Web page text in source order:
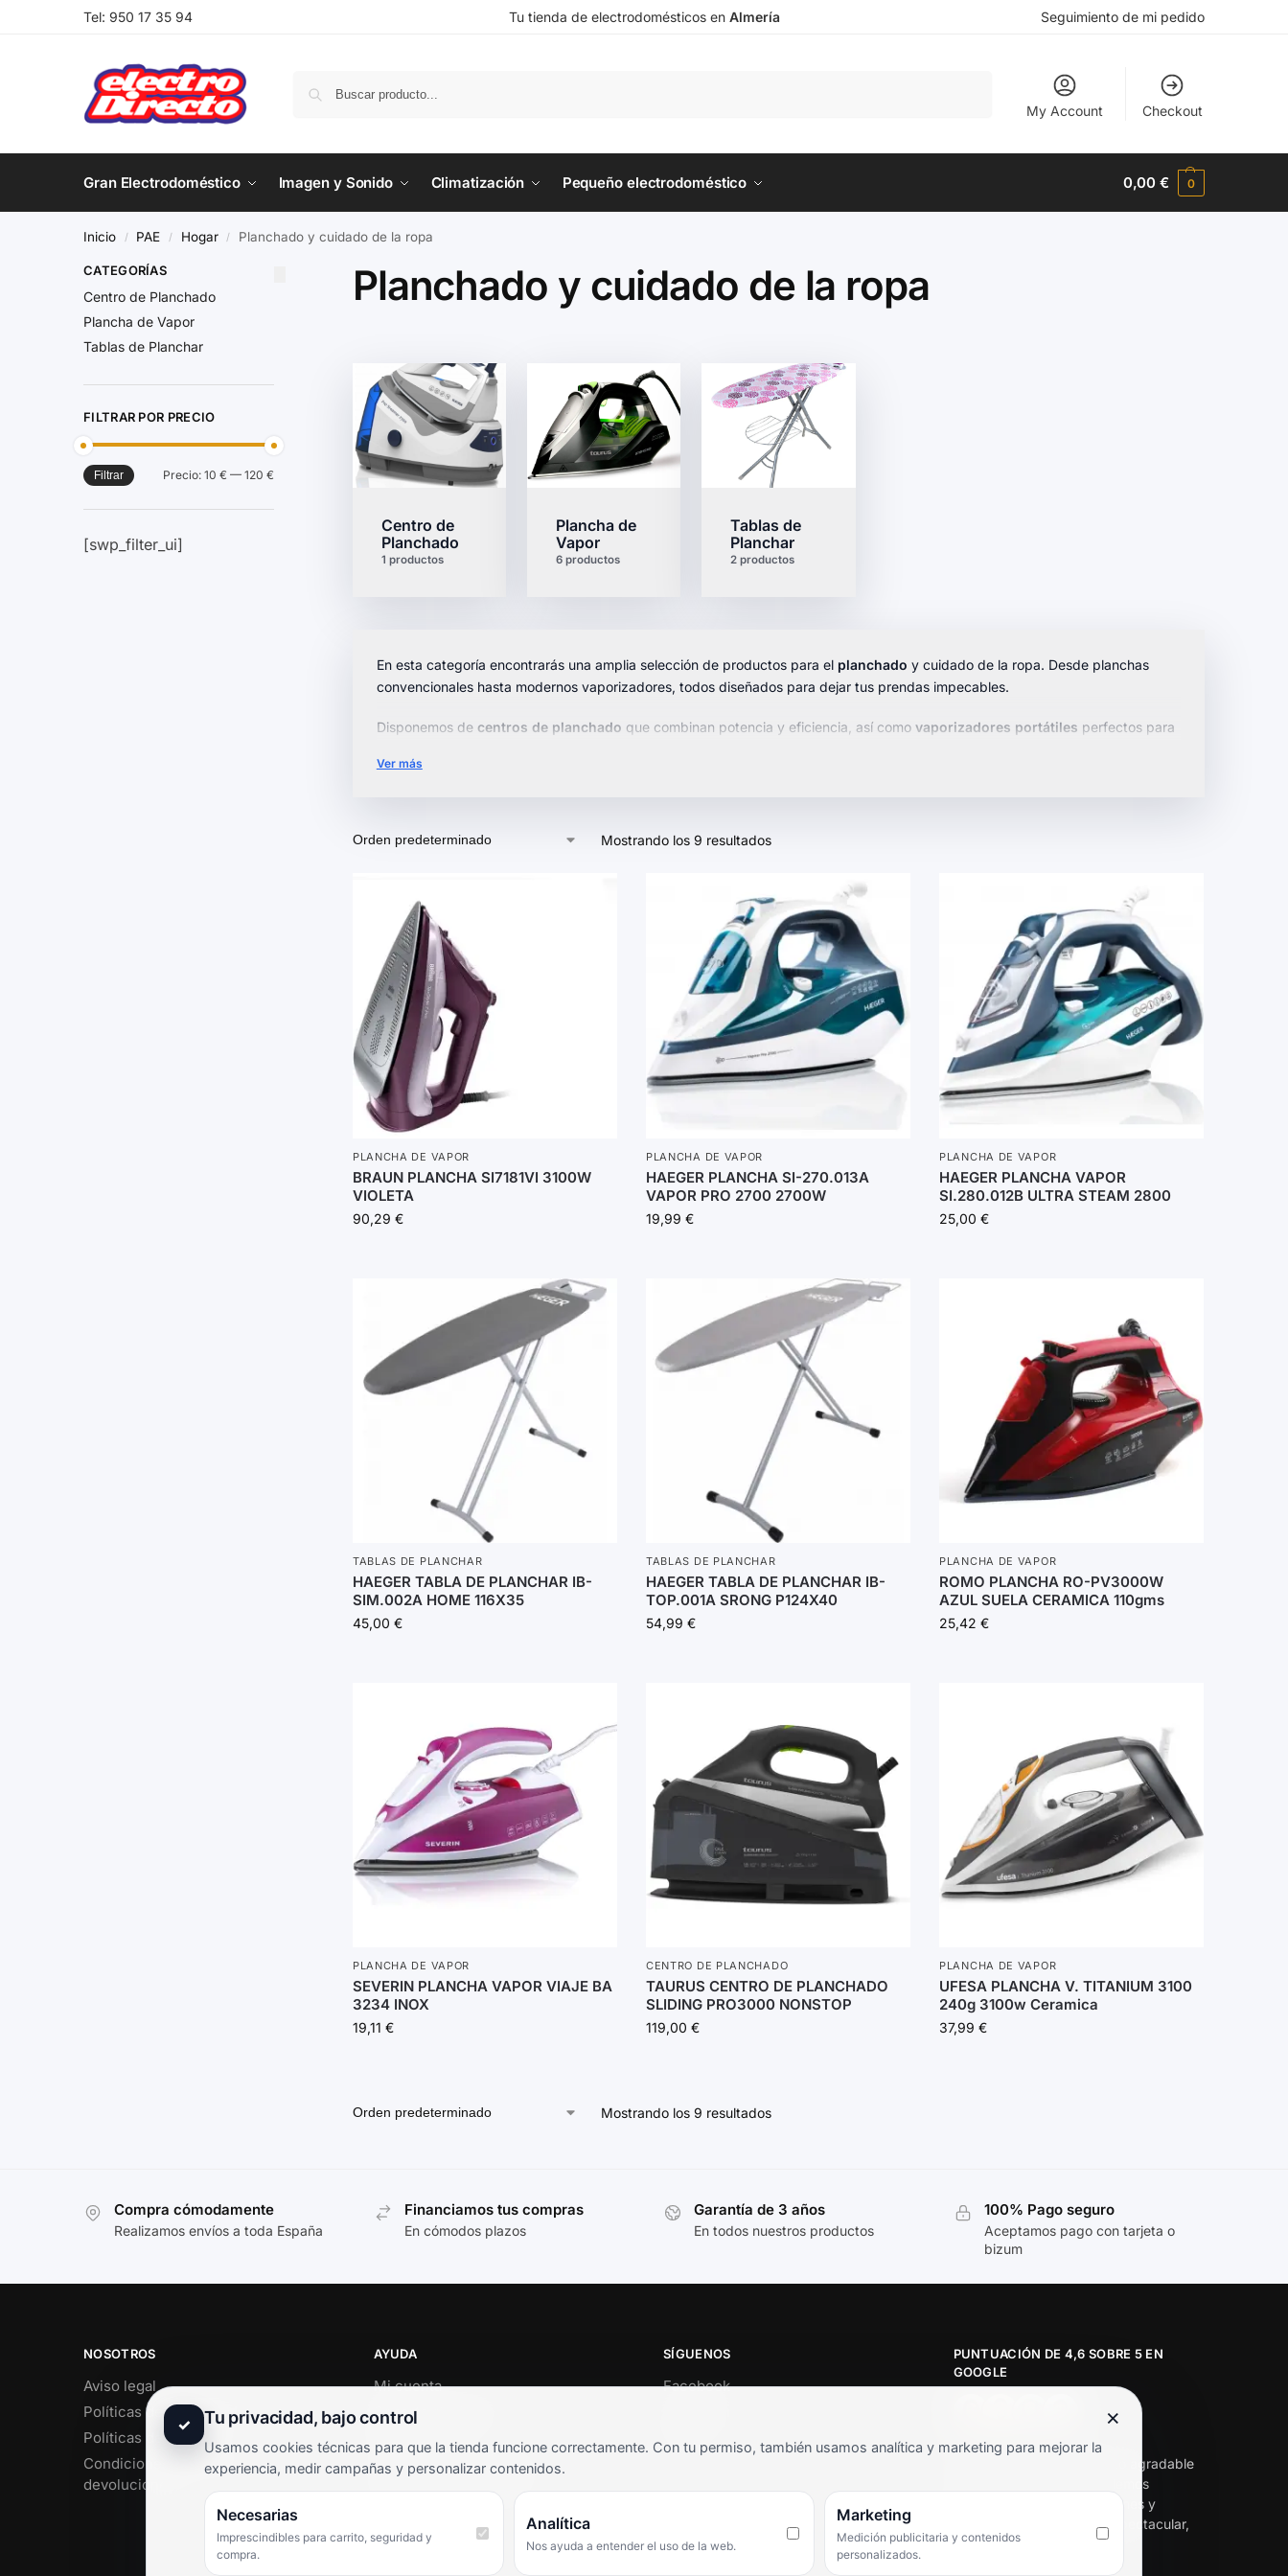
Tel: 950 17 35 94 Tu tienda de electrodomésticos en Almería Seguimiento de mi pedido
My Account Checkout
Gran Electrodoméstico Imagen y Sonido Climatización Pequeño electrodoméstico 0,00€ 0
Inicio / PAE / Hogar / Planchado y cuidado de la ropa
Planchado y cuidado de la ropa
Centro de
Planchado
1 productos
Plancha de
Vapor
6 productos
Tablas de
Planchar
2 productos
En esta categoría encontrarás una amplia selección de productos para el planchado y cuidado de la ropa. Desde planchas
convencionales hasta modernos vaporizadores, todos diseñados para dejar tus prendas impecables.
Disponemos de centros de planchado que combinan potencia y eficiencia, así como vaporizadores portátiles perfectos para
movimiento.
Ver más
Mostrando los 9 resultados
PLANCHA DE VAPOR
BRAUN PLANCHA SI7181VI 3100W
VIOLETA
90,29 €
PLANCHA DE VAPOR
HAEGER PLANCHA SI-270.013A
VAPOR PRO 2700 2700W
19,99 €
PLANCHA DE VAPOR
HAEGER PLANCHA VAPOR
SI.280.012B ULTRA STEAM 2800
25,00€
TABLAS DE PLANCHAR
HAEGER TABLA DE PLANCHAR IB-
SIM.002A HOME 116X35
45,00 €
TABLAS DE PLANCHAR
HAEGER TABLA DE PLANCHAR IB-
TOP.001A SRONG P124X40
54,99 €
PLANCHA DE VAPOR
ROMO PLANCHA RO-PV3000W
AZUL SUELA CERAMICA 110gms
25,42€
PLANCHA DE VAPOR
SEVERIN PLANCHA VAPOR VIAJE BA
3234 INOX
19,11 €
CENTRO DE PLANCHADO
TAURUS CENTRO DE PLANCHADO
SLIDING PRO3000 NONSTOP
119,00 €
PLANCHA DE VAPOR
UFESA PLANCHA V. TITANIUM 3100
240g 3100w Ceramica
37,99€
Mostrando los 9 resultados
CATEGORÍAS
Centro de Planchado
Plancha de Vapor
Tablas de Planchar
FILTRAR POR PRECIO
Filtrar Precio: 10 € — 120 €
[swp_filter_ui]
Compra cómodamente
Realizamos envíos a toda España
Financiamos tus compras
En cómodos plazos
Garantía de 3 años
En todos nuestros productos
100% Pago seguro
Aceptamos pago con tarjeta o
bizum
NOSOTROS
Aviso legal
Políticas de privacidad
Políticas de cookies
Condiciones de envío y
devoluciones
AYUDA
Mi cuenta
Soporte al cliente
Términos y condiciones
Preguntas frecuentes
SÍGUENOS
Facebook
PUNTUACIÓN DE 4,6 SOBRE 5 EN
GOOGLE
★★★★★
«Servicio de calidad y trato agradable
con precios excelentes. Hemos
comprado en varias ocasiones y
siempre dan respuesta. Espectacular,
servicio de 10.»
✓ Tu privacidad, bajo control ×
Usamos cookies técnicas para que la tienda funcione correctamente. Con tu permiso, también usamos analítica y marketing para mejorar la
experiencia, medir campañas y personalizar contenidos.
Necesarias
Imprescindibles para carrito, seguridad y
compra.
Analítica
Nos ayuda a entender el uso de la web.
Marketing
Medición publicitaria y contenidos
personalizados.